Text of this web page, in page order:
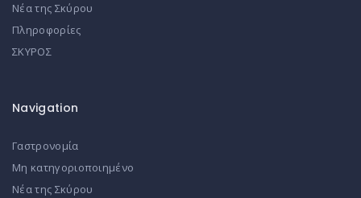
Νέα της Σκύρου
Πληροφορίες
ΣΚΥΡΟΣ
Navigation
Γαστρονομία
Μη κατηγοριοποιημένο
Νέα της Σκύρου